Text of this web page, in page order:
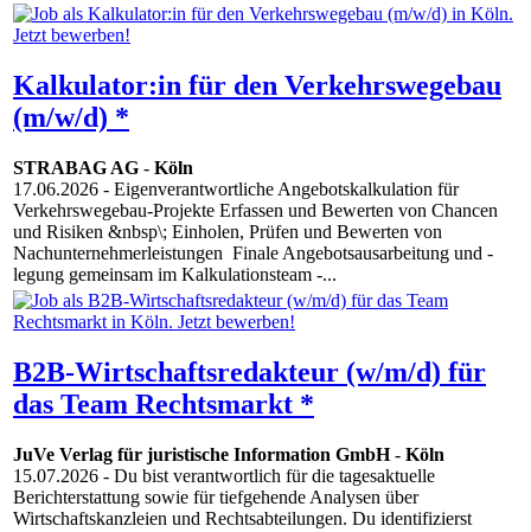
Kalkulator:in für den Verkehrswegebau
(m/w/d) *
STRABAG AG - Köln
17.06.2026 - Eigenverantwortliche Angebotskalkulation für
Verkehrswegebau-Projekte Erfassen und Bewerten von Chancen
und Risiken &nbsp\; Einholen, Prüfen und Bewerten von
Nachunternehmerleistungen Finale Angebotsausarbeitung und -
legung gemeinsam im Kalkulationsteam -...
B2B-Wirtschaftsredakteur (w/m/d) für
das Team Rechtsmarkt *
JuVe Verlag für juristische Information GmbH- Köln
15.07.2026 - Du bist verantwortlich für die tagesaktuelle
Berichterstattung sowie für tiefgehende Analysen über
Wirtschaftskanzleien und Rechtsabteilungen. Du identifizierst